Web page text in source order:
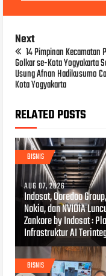
Next
14 Pimpinan Kecamatan
Golkar se-Kota Yogyakarta
Usung Afnan Hadikusumo
Kota Yogyakarta
RELATED POSTS
BISNIS
AUG 07, 2026
Indosat, Ooredoo
Nokia, dan NVIDIA
Zankore by Indosat :
Infrastruktur AI
BISNIS